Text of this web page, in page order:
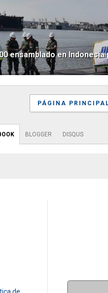
ensamblado en
PÁGINA
BLOGGER DISQUS